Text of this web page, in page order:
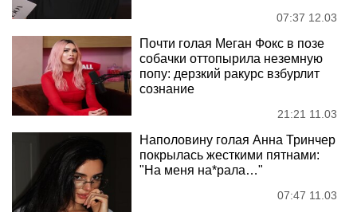
07:37 12.03
Почти голая Меган Фокс в позе
собачки оттопырила неземную
попу: дерзкий ракурс взбурлит
сознание
21:21 11.03
Наполовину голая Анна Тринчер
покрылась жесткими пятнами:
"На меня на*рала…"
07:47 11.03